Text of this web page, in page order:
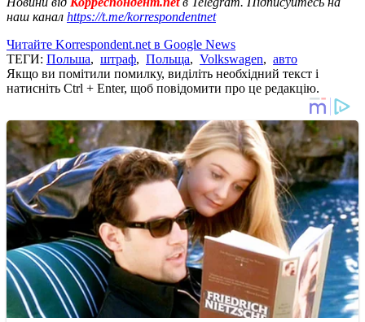
наш канал https://t.me/korrespondentnet
Читайте Korrespondent.net в Google News
ТЕГИ: Польша, штраф, Польща, Volkswagen, авто
Якщо ви помітили помилку, виділіть необхідний текст і
натисніть Ctrl + Enter, щоб повідомити про це редакцію.